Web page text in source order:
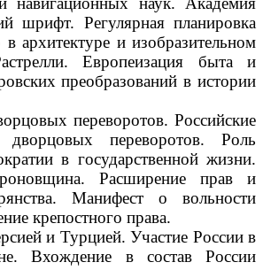
шрифт. Регулярная планировка
архитектуре и изобразительном
Европеизация быта и
преобразований в истории
переворотов. Российские
переворотов. Роль
в государственной жизни.
Расширение прав и
Манифест о вольности
крепостного права.
и Турцией. Участие России в
Вхождение в состав России